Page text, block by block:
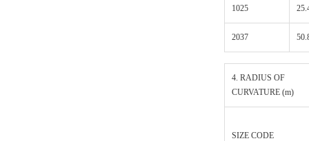
1025
2037
4. RADIUS OF
CURVATURE (m)
SIZE CODE